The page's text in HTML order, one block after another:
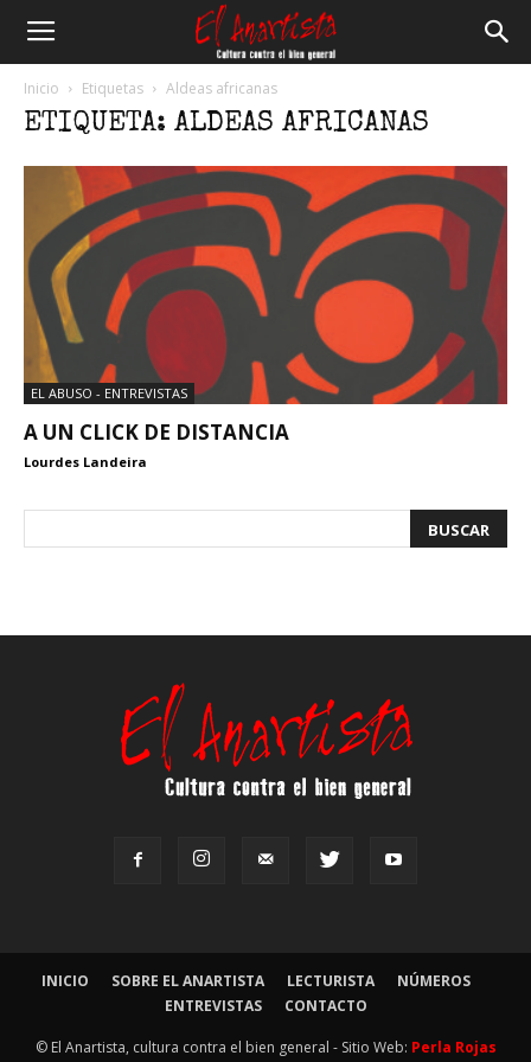
Inicio Etiquetas Aldeas africanas
ETIQUETA: ALDEAS AFRICANAS
EL ABUSO - ENTREVISTAS
A UN CLICK DE DISTANCIA
Lourdes Landeira
INICIO SOBRE EL ANARTISTA LECTURISTA
NÚMEROS
ENTREVISTAS
CONTACTO
© El Anartista, cultura contra el bien general - Sitio Web: Perla Rojas